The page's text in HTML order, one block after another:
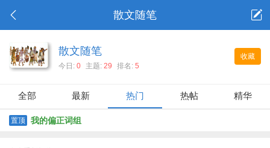
散文随笔
收藏
散文随笔
今日:0 主题:29 排名:5
全部 最新 热门 热帖 精华
置顶 我的偏正词组